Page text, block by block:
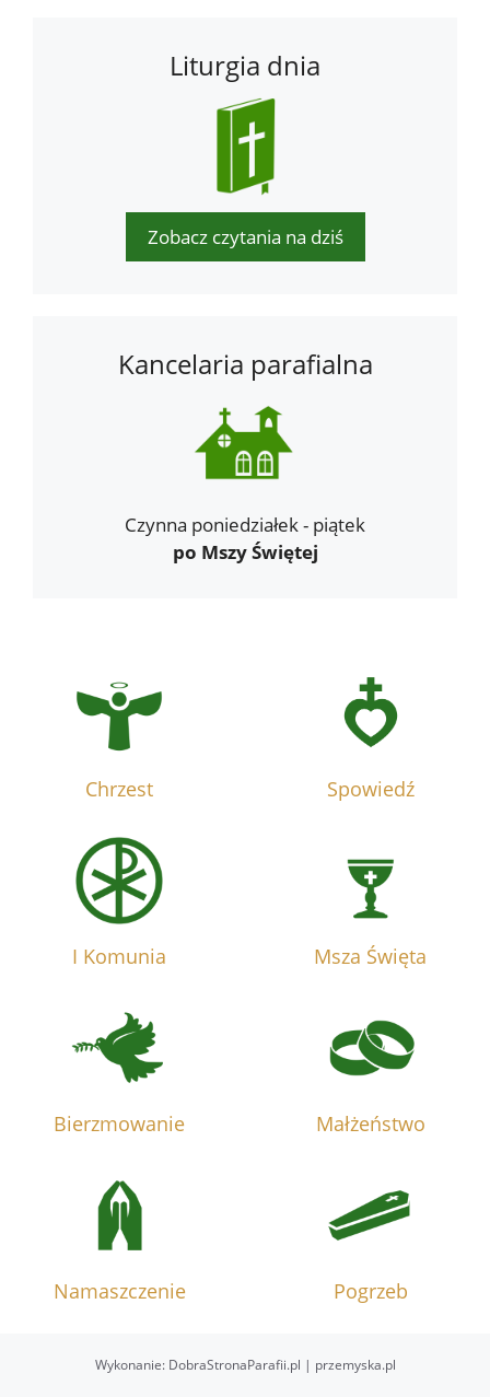
Liturgia dnia
Zobacz czytania na dziś
Kancelaria parafialna
Czynna poniedziałek - piątek
po Mszy Świętej
Chrzest Spowiedź
I Komunia Msza Święta
Bierzmowanie Małżeństwo
Namaszczenie Pogrzeb
Wykonanie: DobraStronaParafii.pl | przemyska.pl